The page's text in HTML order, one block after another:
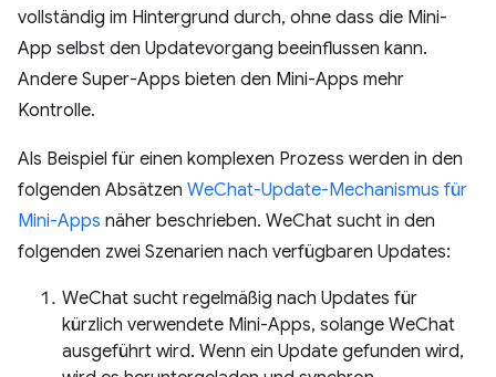
vollständig im Hintergrund durch, ohne dass die Mini-
App selbst den Updatevorgang beeinflussen kann.
Andere Super-Apps bieten den Mini-Apps mehr
Kontrolle.
Als Beispiel für einen komplexen Prozess werden in den
folgenden Absätzen WeChat-Update-Mechanismus für
Mini-Apps näher beschrieben. WeChat sucht in den
folgenden zwei Szenarien nach verfügbaren Updates:
WeChat sucht regelmäßig nach Updates für
kürzlich verwendete Mini-Apps, solange WeChat
ausgeführt wird. Wenn ein Update gefunden wird,